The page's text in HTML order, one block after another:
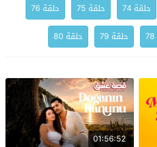
حلقة 74 حلقة 75
حلقة 76
حلقة 79 حلقة 80
01:56:52